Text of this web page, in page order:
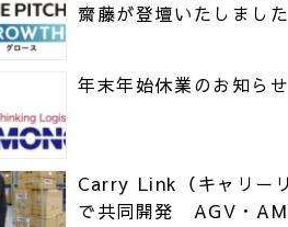
齋藤が登壇いたしました
年末年始休業のお知らせ
Carry Link（キャリー
で共同開発 AGV・